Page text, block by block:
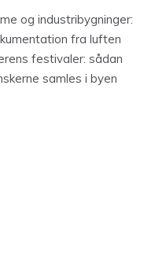
og industribygninger:
fra luften
festivaler: sådan
samles i byen